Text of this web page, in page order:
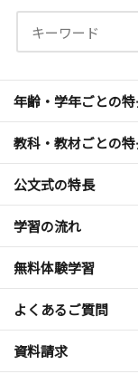
年齢・学年ごとの
教科・教材ごとの
公文式の特長
学習の流れ
無料体験学習
よくあるご質問
資料請求